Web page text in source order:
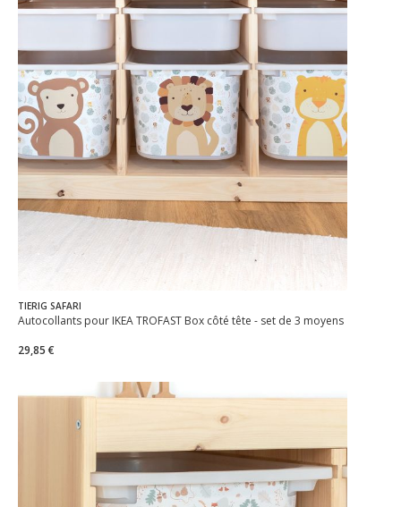
TIERIG SAFARI
Autocollants pour IKEA TROFAST Box côté tête - set de 3 moyens
29,85 €